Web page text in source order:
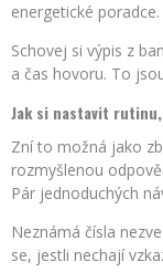
energetické poradce.
Schovej si výpis z
a čas hovoru. To
Jak si nastavit
Zní to možná jako
rozmyšlenou
Pár jednoduchých
Neznámá čísla
se, jestli nechají